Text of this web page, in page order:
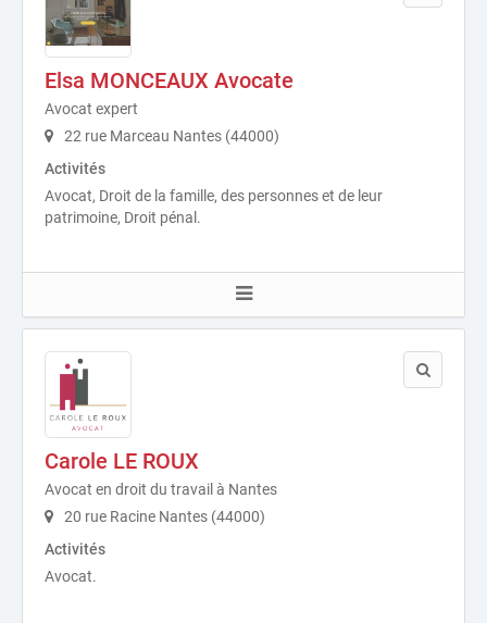
Elsa MONCEAUX Avocate
Avocat expert
22 rue Marceau Nantes (44000)
Activités
Avocat, Droit de la famille, des personnes et de leur
patrimoine, Droit pénal.
Carole LE ROUX
Avocat en droit du travail à Nantes
20 rue Racine Nantes (44000)
Activités
Avocat.